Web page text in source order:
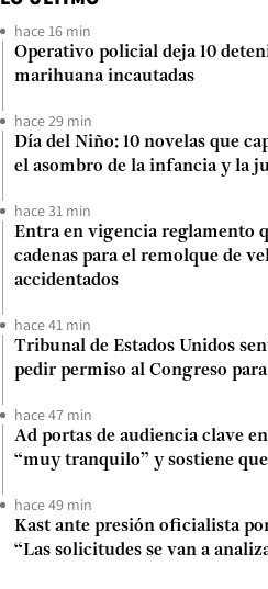
hace 16 min
Operativo policial deja 10
marihuana incautadas
hace 29 min
Día del Niño: 10 novelas que
el asombro de la infancia y la
hace 31 min
Entra en vigencia reglamento
cadenas para el remolque de
accidentados
hace 41 min
Tribunal de Estados Unidos
pedir permiso al Congreso
hace 47 min
Ad portas de audiencia clave
“muy tranquilo” y sostiene
hace 49 min
Kast ante presión oficialista
“Las solicitudes se van a